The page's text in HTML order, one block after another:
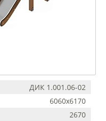
ДИК 1.001.06-02
6060х6170
2670